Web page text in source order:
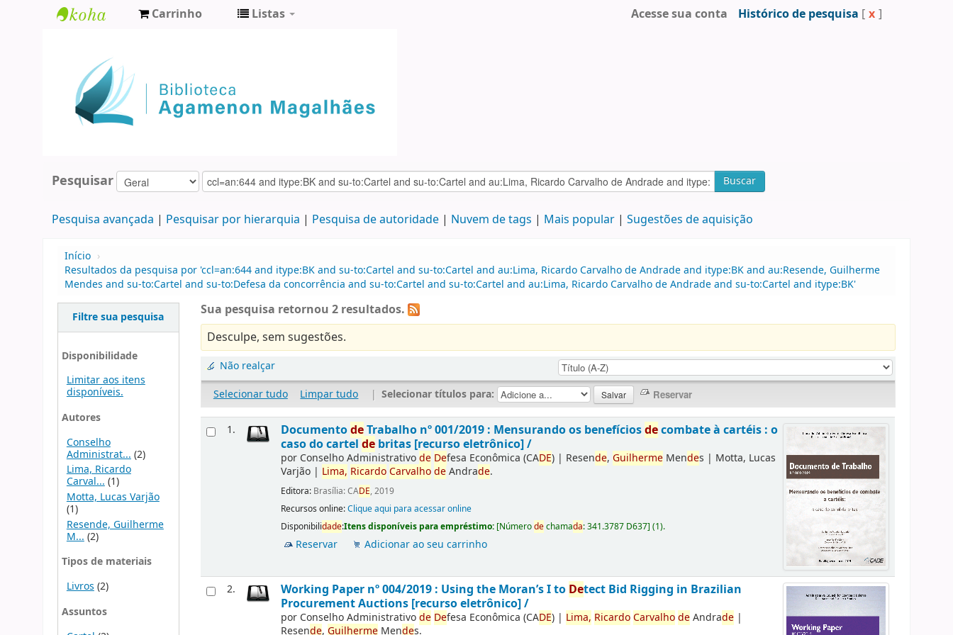
Agamenon
Magalhães
Carrinho Listas Acesse sua conta Histórico de pesquisa [ x ]
Pesquisar Buscar
Pesquisa avançada Pesquisar por hierarquia Pesquisa de autoridade Nuvem de tags Mais popular Sugestões de aquisição
Início ›
Resultados da pesquisa por 'ccl=an:644 and itype:BK and su-to:Cartel and su-to:Cartel and au:Lima, Ricardo Carvalho de Andrade and itype:BK and au:Resende, Guilherme
Mendes and su-to:Cartel and su-to:Defesa da concorrência and su-to:Cartel and su-to:Cartel and au:Lima, Ricardo Carvalho de Andrade and su-to:Cartel and itype:BK'
Filtre sua pesquisa
Disponibilidade
Limitar aos itens
disponíveis.
Autores
Conselho
Administrat... (2)
Lima, Ricardo
Carval...(1)
Motta, Lucas Varjão
(1)
Resende, Guilherme
M... (2)
Tipos de materiais
Livros (2)
Assuntos
Sua pesquisa retornou 2 resultados.
Desculpe, sem sugestões.
Não realçar
Selecionar tudo
Limpar tudo | Selecionar títulos para:
1. DocumentodeTrabalho nº 001/2019 : Mensurando os benefíciosdecombate à cartéis : o
caso do cartelde britas [recurso eletrônico] /
por Conselho Administrativode Defesa Econômica (CADE) | Resende,Guilherme Mendes | Motta, Lucas
Varjão | Lima, RicardoCarvalhodeAndrade.
Editora: Brasília: CADE, 2019
Recursos online:Clique aqui para acessar online
Disponibilidade:Itens disponíveis para empréstimo: [Númerodechamada:341.3787 D637](1).
Reservar Adicionar ao seu carrinho
2. Working Paper nº 004/2019 : Using the Moran’s I to Detect Bid Rigging in Brazilian
Procurement Auctions [recurso eletrônico] /
por Conselho Administrativode Defesa Econômica (CADE) | Lima, RicardoCarvalhodeAndrade |
Resende,Guilherme Mendes.